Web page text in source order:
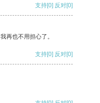
支持[0] 反对[0]
再也不用担心了。
支持[0] 反对[0]